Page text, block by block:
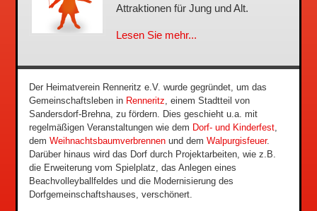
Attraktionen für Jung und Alt.
Lesen Sie mehr...
Der Heimatverein Renneritz e.V. wurde gegründet, um das
Gemeinschaftsleben in Renneritz, einem Stadtteil von
Sandersdorf-Brehna, zu fördern. Dies geschieht u.a. mit
regelmäßigen Veranstaltungen wie dem Dorf- und Kinderfest,
demWeihnachtsbaumverbrennen und demWalpurgisfeuer.
Darüber hinaus wird das Dorf durch Projektarbeiten, wie z.B.
die Erweiterung vom Spielplatz, das Anlegen eines
Beachvolleyballfeldes und die Modernisierung des
Dorfgemeinschaftshauses, verschönert.